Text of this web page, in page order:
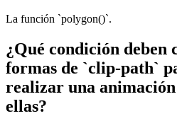
La función `polygon()`.
¿Qué condición deben
formas de `clip-path`
realizar una
ellas?